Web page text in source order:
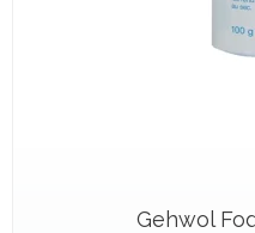
Gehwol